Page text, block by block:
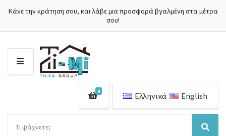
Κάνε την κράτηση σου, και λάβε μια προσφορά βγαλμένη στα μέτρα
σου!
Μ
Ε
Α
0 Ελληνικά English